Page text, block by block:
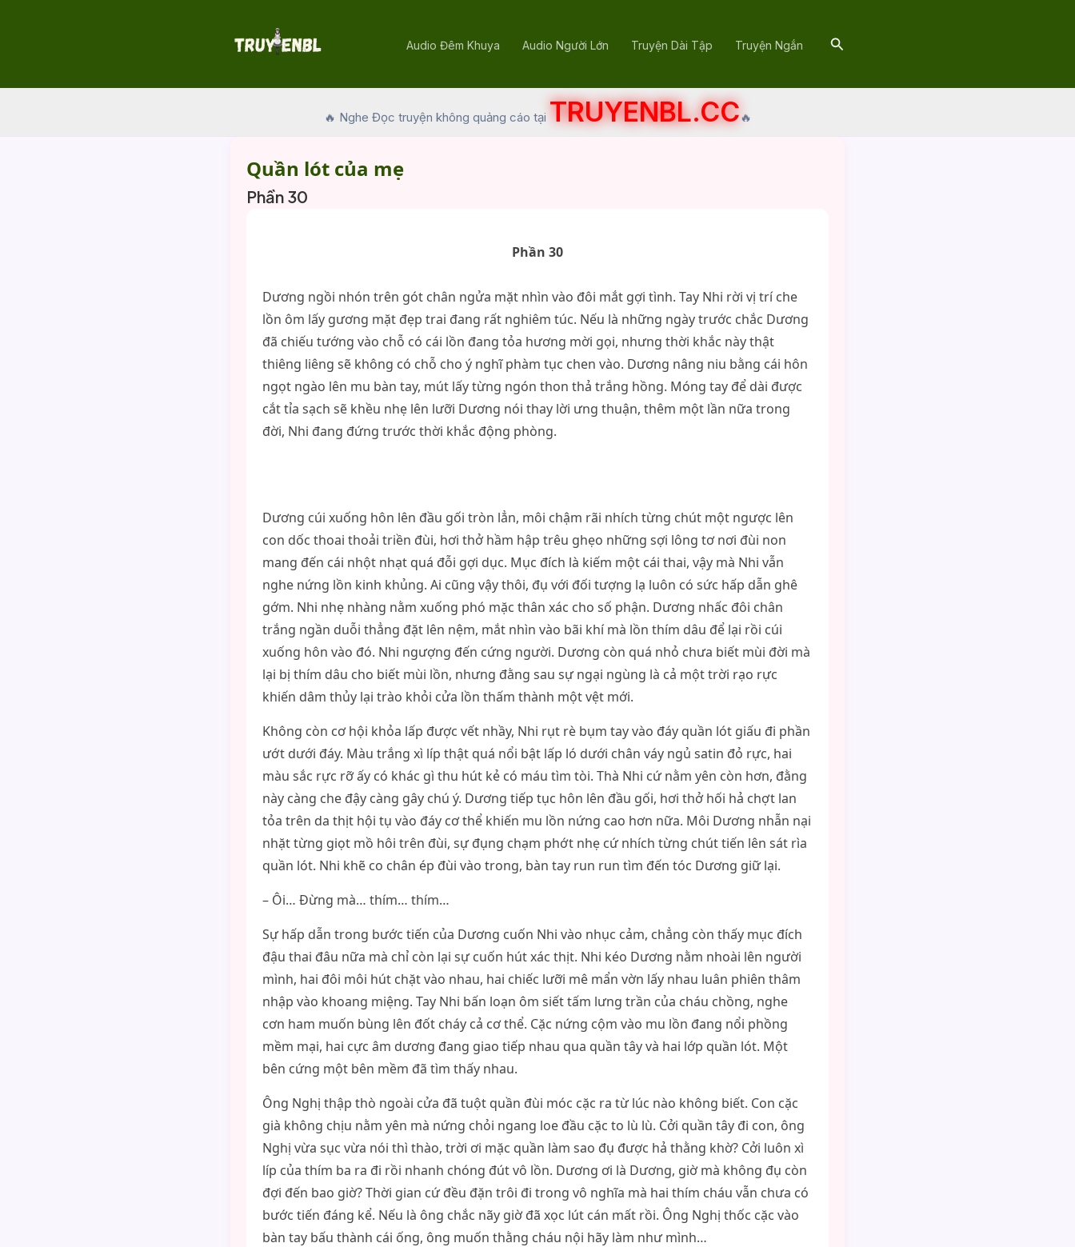
Audio Đêm Khuya Audio Người Lớn Truyện Dài Tập Truyện Ngắn Search
🔥 Nghe Đọc truyện không quảng cáo tại TRUYENBL.CC🔥
Quần lót của mẹ
Phần 30
Phần 30
Dương ngồi nhón trên gót chân ngửa mặt nhìn vào đôi mắt gợi tình. Tay Nhi rời vị trí che
lồn ôm lấy gương mặt đẹp trai đang rất nghiêm túc. Nếu là những ngày trước chắc Dương
đã chiếu tướng vào chỗ có cái lồn đang tỏa hương mời gọi, nhưng thời khắc này thật
thiêng liêng sẽ không có chỗ cho ý nghĩ phàm tục chen vào. Dương nâng niu bằng cái hôn
ngọt ngào lên mu bàn tay, mút lấy từng ngón thon thả trắng hồng. Móng tay để dài được
cắt tỉa sạch sẽ khều nhẹ lên lưỡi Dương nói thay lời ưng thuận, thêm một lần nữa trong
đời, Nhi đang đứng trước thời khắc động phòng.
Dương cúi xuống hôn lên đầu gối tròn lẳn, môi chậm rãi nhích từng chút một ngược lên
con dốc thoai thoải triền đùi, hơi thở hầm hập trêu ghẹo những sợi lông tơ nơi đùi non
mang đến cái nhột nhạt quá đỗi gợi dục. Mục đích là kiếm một cái thai, vậy mà Nhi vẫn
nghe nứng lồn kinh khủng. Ai cũng vậy thôi, đụ với đối tượng lạ luôn có sức hấp dẫn ghê
gớm. Nhi nhẹ nhàng nằm xuống phó mặc thân xác cho số phận. Dương nhấc đôi chân
trắng ngần duỗi thẳng đặt lên nệm, mắt nhìn vào bãi khí mà lồn thím dâu để lại rồi cúi
xuống hôn vào đó. Nhi ngượng đến cứng người. Dương còn quá nhỏ chưa biết mùi đời mà
lại bị thím dâu cho biết mùi lồn, nhưng đằng sau sự ngại ngùng là cả một trời rạo rực
khiến dâm thủy lại trào khỏi cửa lồn thấm thành một vệt mới.
Không còn cơ hội khỏa lấp được vết nhầy, Nhi rụt rè bụm tay vào đáy quần lót giấu đi phần
ướt dưới đáy. Màu trắng xì líp thật quá nổi bật lấp ló dưới chân váy ngủ satin đỏ rực, hai
màu sắc rực rỡ ấy có khác gì thu hút kẻ có máu tìm tòi. Thà Nhi cứ nằm yên còn hơn, đằng
này càng che đậy càng gây chú ý. Dương tiếp tục hôn lên đầu gối, hơi thở hối hả chợt lan
tỏa trên da thịt hội tụ vào đáy cơ thể khiến mu lồn nứng cao hơn nữa. Môi Dương nhẫn nại
nhặt từng giọt mồ hôi trên đùi, sự đụng chạm phớt nhẹ cứ nhích từng chút tiến lên sát rìa
quần lót. Nhi khẽ co chân ép đùi vào trong, bàn tay run run tìm đến tóc Dương giữ lại.
– Ôi… Đừng mà… thím… thím…
Sự hấp dẫn trong bước tiến của Dương cuốn Nhi vào nhục cảm, chẳng còn thấy mục đích
đậu thai đâu nữa mà chỉ còn lại sự cuốn hút xác thịt. Nhi kéo Dương nằm nhoài lên người
mình, hai đôi môi hút chặt vào nhau, hai chiếc lưỡi mê mẩn vờn lấy nhau luân phiên thâm
nhập vào khoang miệng. Tay Nhi bấn loạn ôm siết tấm lưng trần của cháu chồng, nghe
cơn ham muốn bùng lên đốt cháy cả cơ thể. Cặc nứng cộm vào mu lồn đang nổi phồng
mềm mại, hai cực âm dương đang giao tiếp nhau qua quần tây và hai lớp quần lót. Một
bên cứng một bên mềm đã tìm thấy nhau.
Ông Nghị thập thò ngoài cửa đã tuột quần đùi móc cặc ra từ lúc nào không biết. Con cặc
già không chịu nằm yên mà nứng chỏi ngang loe đầu cặc to lù lù. Cởi quần tây đi con, ông
Nghị vừa sục vừa nói thì thào, trời ơi mặc quần làm sao đụ được hả thằng khờ? Cởi luôn xì
líp của thím ba ra đi rồi nhanh chóng đút vô lồn. Dương ơi là Dương, giờ mà không đụ còn
đợi đến bao giờ? Thời gian cứ đều đặn trôi đi trong vô nghĩa mà hai thím cháu vẫn chưa có
bước tiến đáng kể. Nếu là ông chắc nãy giờ đã xọc lút cán mất rồi. Ông Nghị thốc cặc vào
bàn tay bấu thành cái ống, ông muốn thằng cháu nội hãy làm như mình…